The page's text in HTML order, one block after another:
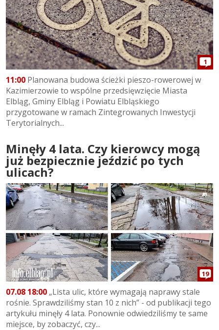
1
11:00 Planowana budowa ścieżki pieszo-rowerowej w
Kazimierzowie to wspólne przedsięwzięcie Miasta
Elbląg, Gminy Elbląg i Powiatu Elbląskiego
przygotowane w ramach Zintegrowanych Inwestycji
Terytorialnych...
Minęły 4 lata. Czy kierowcy mogą
już bezpiecznie jeździć po tych
ulicach?
19
07.08 18:00 „Lista ulic, które wymagają naprawy stale
rośnie. Sprawdziliśmy stan 10 z nich” - od publikacji tego
artykułu minęły 4 lata. Ponownie odwiedziliśmy te same
miejsce, by zobaczyć, czy...